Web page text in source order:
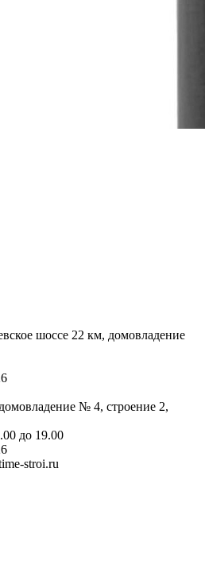
шоссе 22 км, домовладение
№ 4, строение 2,
до 19.00
stroi.ru